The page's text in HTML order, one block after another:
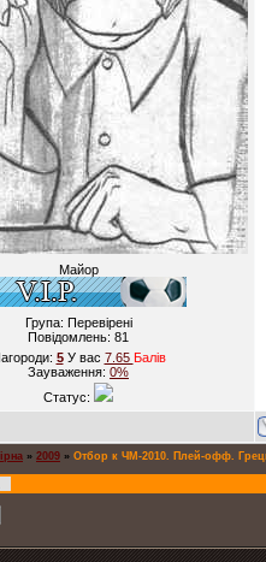
Майор
Група: Перевірені
Повідомлень: 81
5У вас 7.65 Балiв
Зауваження: 0%
Статус:
» 2009 » Отбор к ЧМ-2010. Плей-офф.